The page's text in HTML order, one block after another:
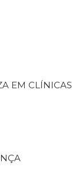
EM CLÍNICAS